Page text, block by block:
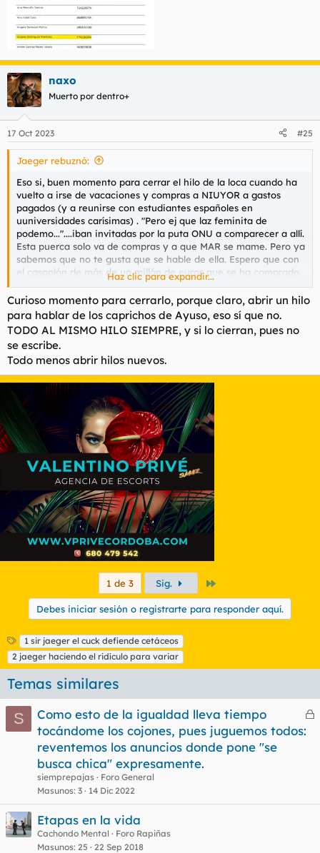
naxo
Muerto por dentro+
17 Oct 2023 #25
Jaeger rebuznó:
Eso si, buen momento para cerrar el hilo de la loca cuando ha
vuelto a irse de vacaciones y compras a NIUYOR a gastos
pagados (y a reunirse con estudiantes españoles en
uuniversidades carísimas) . "Pero ej que laz feminita de
podemo..."....iban invitadas por la puta ONU a comparecer a allí.
Esta puerca solo va de compras y a que MAR se mame. Pero ya
sabemos que no te gusta que se hable de ella. Espero que con
el casoplón de más de un millón de euros que se ha comprado
también nos des debate. Curioso momento para cerrar el hilo,
si.
Haz clic para expandir...
Curioso momento para cerrarlo, porque claro, abrir un hilo
para hablar de los caprichos de Ayuso, eso sí que no.
TODO AL MISMO HILO SIEMPRE, y si lo cierran, pues no
se escribe.
Todo menos abrir hilos nuevos.
1 de 3 Sig.
Debes iniciar sesión o registrarte para responder aquí.
E
t
i
u
e
t
a
1 sir jaeger el cuck defiende cetáceos
2 jaeger haciendo el ridículo para variar
Temas similares
S
C
o
Como esto de la igualdad lleva tiempo
tocándome los cojones, pues juguemos todos:
reventemos los anuncios donde pone "se
busca chica" expresamente.
siemprepajas
Foro General
Masunos 3 14 Dic 2022
Etapas en la vida
Cachondo Mental
Foro Rapiñas
Masunos 25 22 Sep 2018